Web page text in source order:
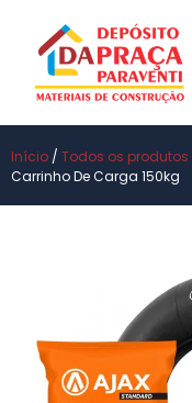
Início / Todos os produtos
Carrinho De Carga 150kg